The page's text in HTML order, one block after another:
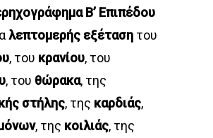
Β’ Επιπέδου
λεπτομερής εξέταση του
, του κρανίου, του
, του θώρακα, της
στήλης, της καρδιάς,
, της κοιλιάς, της